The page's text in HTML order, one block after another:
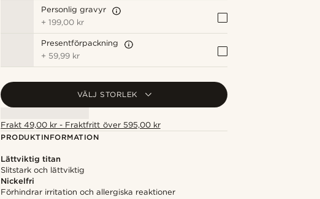
Personlig gravyr
+199,00 kr
Presentförpackning
+ 59,99 kr
VÄLJ STORLEK
Frakt 49,00 kr - Fraktfritt över 595,00 kr
PRODUKTINFORMATION
Lättviktig titan
Slitstark och lättviktig
Nickelfri
Förhindrar irritation och allergiska reaktioner